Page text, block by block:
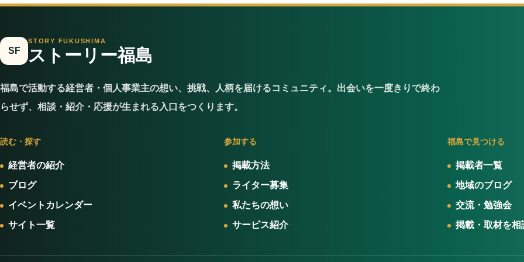
SF
STORY FUKUSHIMA
ストーリー福島
福島で活動する経営者・個人事業主の想い、挑戦、人柄を届けるコミュニティ。出会いを一度きりで終わ
らせず、相談・紹介・応援が生まれる入口をつくります。
読む・探す
経営者の紹介
ブログ
イベントカレンダー
サイト一覧
参加する
掲載方法
ライター募集
私たちの想い
サービス紹介
福島で見つける
掲載者一覧
地域のブログ
交流・勉強会
掲載・取材を相